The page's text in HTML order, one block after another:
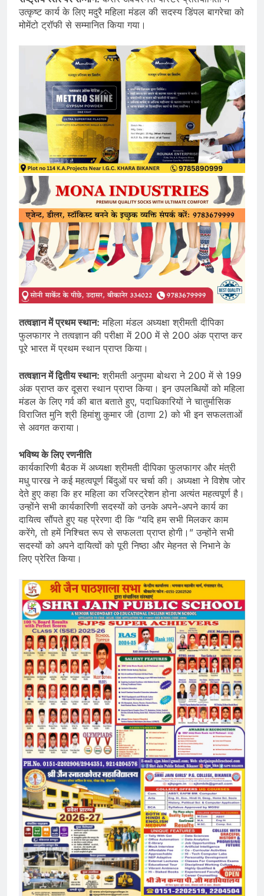
उत्कृष्ट कार्य के लिए मदुरै महिला मंडल की सदस्य डिंपल बागरेचा को
मोमेंटो ट्रॉफी से सम्मानित किया गया।
तत्वज्ञान में प्रथम स्थान: महिला मंडल अध्यक्षा श्रीमती दीपिका
फुलफागर ने तत्वज्ञान की परीक्षा में 200 में से 200 अंक प्राप्त कर
पूरे भारत में प्रथम स्थान प्राप्त किया।
तत्वज्ञान में द्वितीय स्थान: श्रीमती अनुपमा बोथरा ने 200 में से 199
अंक प्राप्त कर दूसरा स्थान प्राप्त किया। इन उपलब्धियों को महिला
मंडल के लिए गर्व की बात बताते हुए, पदाधिकारियों ने चातुर्मासिक
विराजित मुनि श्री हिमांशु कुमार जी (ठाणा 2) को भी इन सफलताओं
से अवगत कराया।
भविष्य के लिए रणनीति
कार्यकारिणी बैठक में अध्यक्षा श्रीमती दीपिका फुलफागर और मंत्री
मधु पारख ने कई महत्वपूर्ण बिंदुओं पर चर्चा की। अध्यक्षा ने विशेष जोर
देते हुए कहा कि हर महिला का रजिस्ट्रेशन होना अत्यंत महत्वपूर्ण है।
उन्होंने सभी कार्यकारिणी सदस्यों को उनके अपने-अपने कार्य का
दायित्व सौंपते हुए यह प्रेरणा दी कि “यदि हम सभी मिलकर काम
करेंगे, तो हमें निश्चित रूप से सफलता प्राप्त होगी।” उन्होंने सभी
सदस्यों को अपने दायित्वों को पूरी निष्ठा और मेहनत से निभाने के
लिए प्रेरित किया।